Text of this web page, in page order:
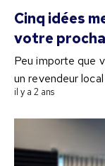
Cinq idées
votre
Peu importe que
un revendeur
il y a 2 ans